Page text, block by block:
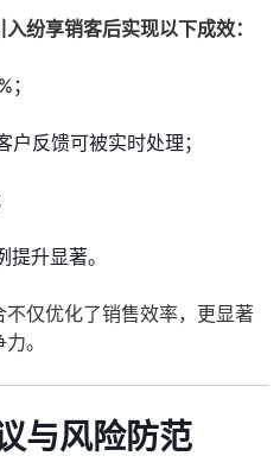
纷享销客后实现以下成效：
反馈可被实时处理；
升显著。
仅优化了销售效率，更显著
。
与风险防范